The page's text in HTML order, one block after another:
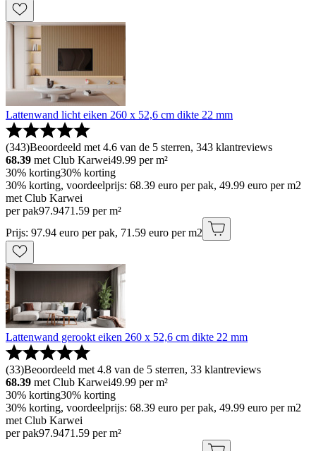
Lattenwand licht eiken 260 x 52,6 cm dikte 22 mm
(343)Beoordeeld met 4.6 van de 5 sterren, 343 klantreviews
68.39 met Club Karwei49.99 per m²
30% korting30% korting
30% korting, voordeelprijs: 68.39 euro per pak, 49.99 euro per m2
met Club Karwei
per pak97.9471.59 per m²
Prijs: 97.94 euro per pak, 71.59 euro per m2
Lattenwand gerookt eiken 260 x 52,6 cm dikte 22 mm
(33)Beoordeeld met 4.8 van de 5 sterren, 33 klantreviews
68.39 met Club Karwei49.99 per m²
30% korting30% korting
30% korting, voordeelprijs: 68.39 euro per pak, 49.99 euro per m2
met Club Karwei
per pak97.9471.59 per m²